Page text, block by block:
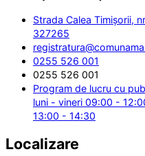
Strada Calea Timișorii,
327265
0255 526 001
0255 526 001
Program de lucru cu
luni - vineri 09:00 -
13:00 - 14:30
Localizare